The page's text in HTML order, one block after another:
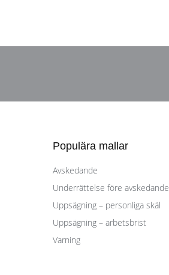
Populära mallar
Avskedande
Underrättelse före avskedande
Uppsägning – personliga skäl
Uppsägning – arbetsbrist
Varning